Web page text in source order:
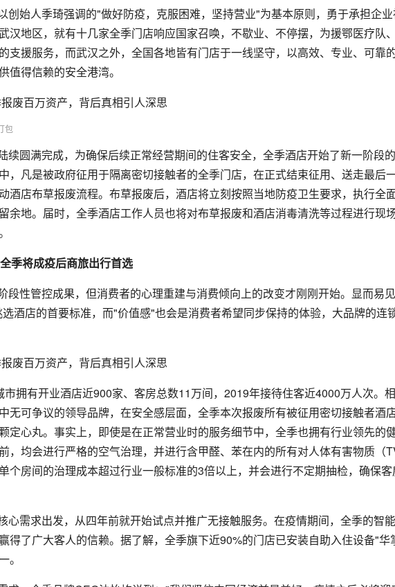
创始人季琦强调的"做好防疫，克服困难，坚持营业"为基本原则，勇于承担企
汉地区，就有十几家全季门店响应国家召唤，不歇业、不停摆，为援鄂医疗队
支援服务，而武汉之外，全国各地皆有门店于一线坚守，以高效、专业、可靠的
值得信赖的安全港湾。
包
续圆满完成，为确保后续正常经营期间的住客安全，全季酒店开始了新一阶段
，凡是被政府征用于隔离密切接触者的全季门店，在正式结束征用、送走最后一
酒店布草报废流程。布草报废后，酒店将立刻按照当地防疫卫生要求，执行全
余地。届时，全季酒店工作人员也将对布草报废和酒店消毒清洗等过程进行现
季将成疫后商旅出行首选
段性管控成果，但消费者的心理重建与消费倾向上的改变才刚刚开始。显而易
酒店的首要标准，而"价值感"也会是消费者希望同步保持的体验，大品牌的连
拥有开业酒店近900家、客房总数11万间，2019年接待住客近4000万人次。
无可争议的领导品牌，在安全感层面，全季本次报废所有被征用密切接触者酒
定心丸。事实上，即使是在正常营业时的服务细节中，全季也拥有行业领先的
，均会进行严格的空气治理，并进行含甲醛、苯在内的所有对人体有害物质（
个房间的治理成本超过行业一般标准的3倍以上，并会进行不定期抽检，确保
心需求出发，从四年前就开始试点并推广无接触服务。在疫情期间，全季的智
得了广大客人的信赖。据了解，全季旗下近90%的门店已安装自助入住设备"华
。